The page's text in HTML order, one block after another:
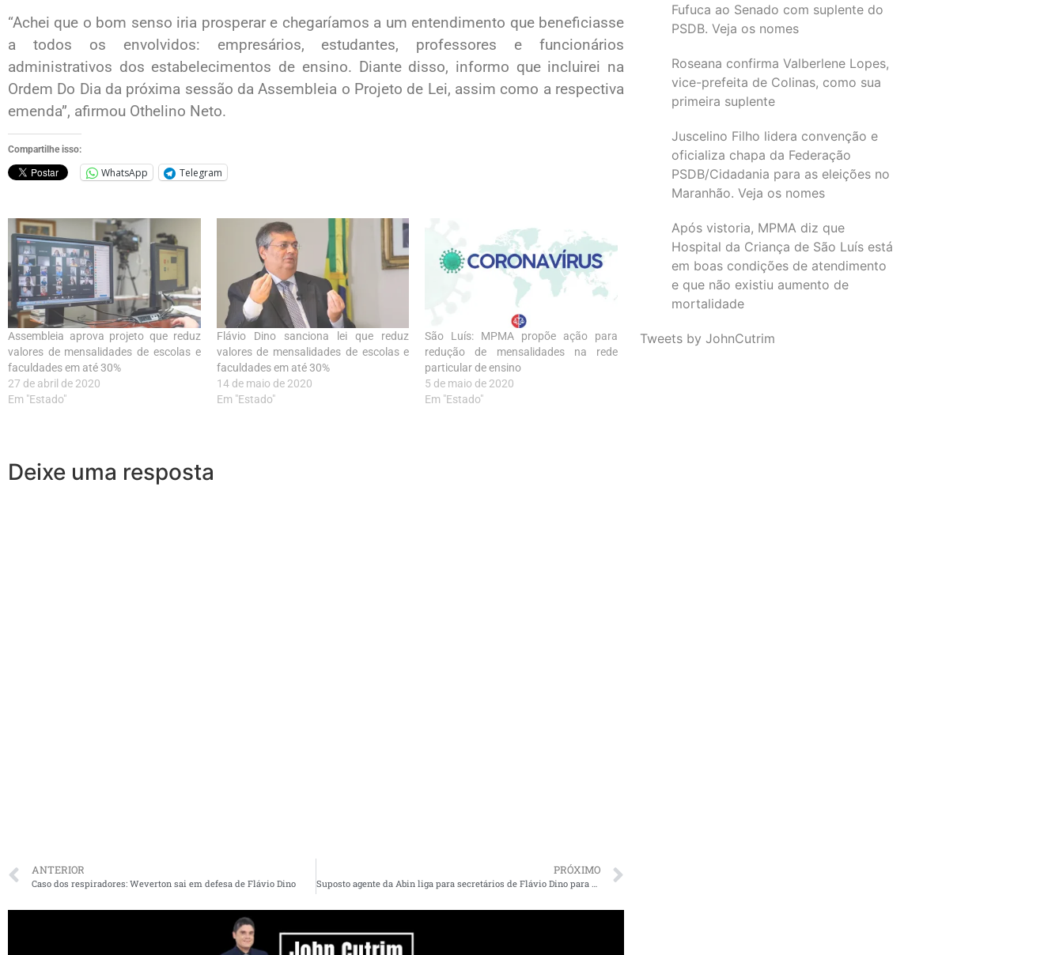
“Achei que o bom senso iria prosperar e chegaríamos a um entendimento que beneficiasse
a todos os envolvidos: empresários, estudantes, professores e funcionários
administrativos dos estabelecimentos de ensino. Diante disso, informo que incluirei na
Ordem Do Dia da próxima sessão da Assembleia o Projeto de Lei, assim como a respectiva
emenda”, afirmou Othelino Neto.
Compartilhe isso:
WhatsApp Telegram
Assembleia aprova projeto que reduz
valores de mensalidades de escolas e
faculdades em até 30%
27 de abril de 2020
Em "Estado"
Flávio Dino sanciona lei que reduz
valores de mensalidades de escolas e
faculdades em até 30%
14 de maio de 2020
Em "Estado"
São Luís: MPMA propõe ação para
redução de mensalidades na rede
particular de ensino
5 de maio de 2020
Em "Estado"
Deixe uma resposta
ANTERIOR
Caso dos respiradores: Weverton sai em defesa de Flávio Dino
PRÓXIMO
Suposto agente da Abin liga para secretários de Flávio Dino para detalhar importação de respiradores
Fufuca ao Senado com suplente do
PSDB. Veja os nomes
Roseana confirma Valberlene Lopes,
vice-prefeita de Colinas, como sua
primeira suplente
Juscelino Filho lidera convenção e
oficializa chapa da Federação
PSDB/Cidadania para as eleições no
Maranhão. Veja os nomes
Após vistoria, MPMA diz que
Hospital da Criança de São Luís está
em boas condições de atendimento
e que não existiu aumento de
mortalidade
Tweets by JohnCutrim